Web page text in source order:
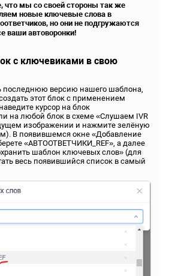
что мы со своей стороны так же
новые ключевые слова в
но они не подгружаются
ваши автоворонки!
с ключевиками в свою
последнюю версию нашего шаблона,
этот блок с применением
курсор на блок
на любой блок в схеме «Слушаем IVR
изображении и нажмите зелёную
В появившемся окне «Добавление
«АВТООТВЕТЧИКИ_REF», а далее
шаблон ключевых слов» (для
весь появившийся список в самый